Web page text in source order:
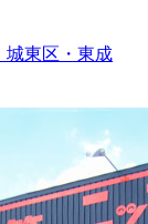
城東区・東成